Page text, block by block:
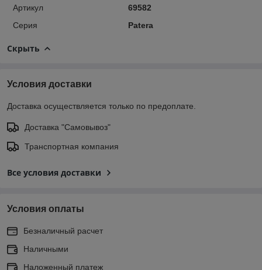
Артикул
69582
Серия
Patera
Скрыть
Условия доставки
Доставка осуществляется только по предоплате.
Доставка "Самовывоз"
Транспортная компания
Все условия доставки
Условия оплаты
Безналичный расчет
Наличными
Наложенный платеж